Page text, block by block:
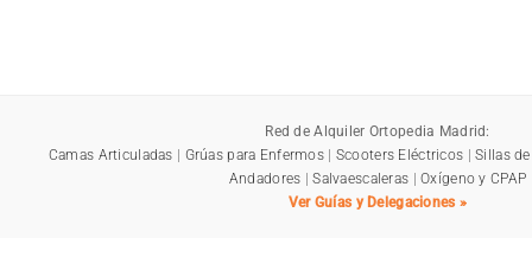
Red de Alquiler Ortopedia Madrid:
Camas Articuladas | Grúas para Enfermos | Scooters Eléctricos |Sillas
Andadores |Salvaescaleras |Oxígeno y CPAP
Ver Guías y Delegaciones »